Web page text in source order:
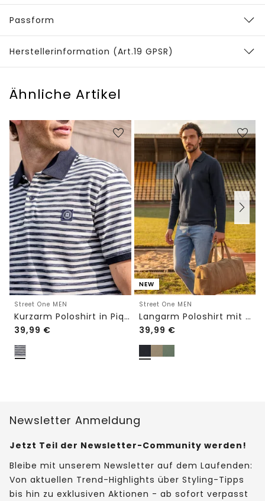
Passform
Herstellerinformation (Art.19 GPSR)
Ähnliche Artikel
Street One MEN
Kurzarm Poloshirt in Piquéstruktur
39,99 €
NEW
Street One MEN
Langarm Poloshirt mit Zipperdetail
39,99 €
Newsletter Anmeldung
Jetzt Teil der Newsletter-Community werden!
Bleibe mit unserem Newsletter auf dem Laufenden:
Von aktuellen Trend-Highlights über Styling-Tipps
bis hin zu exklusiven Aktionen - ab sofort verpasst